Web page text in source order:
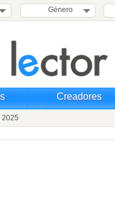
Género
Creadores